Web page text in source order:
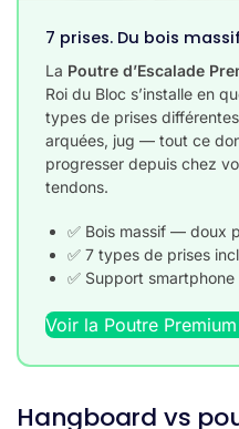
7 prises. Du bois
La Poutre d’Escalade
Roi du Bloc s’installe en
types de prises
arquées, jug — tout ce
progresser depuis chez
tendons.
✅ Bois massif — doux
✅ 7 types de prises
✅ Support
Voir la Poutre
Hangboard vs